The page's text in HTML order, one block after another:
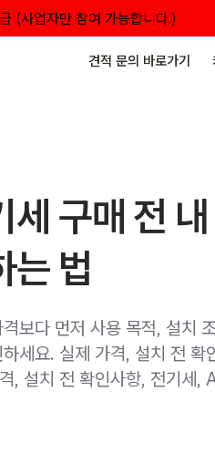
(사업자만 참여 가능합니다.)
견적 문의 바로가기
구매 전 내
는 법
보다 먼저 사용 목적, 설치
세요. 실제 가격, 설치 전 확
, 설치 전 확인사항, 전기세,